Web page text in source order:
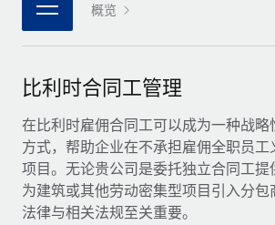
连接 新的
使用我们的 MCP 将任何人工智能工具与
借助核心业务工具简化流程
服务
咨询专家
获得全球人力资源与合规方面的专家帮助
与我们携手合作
战略技术合作伙伴
与我们共探合作机遇
Remote Build 即将推出
集成与人工智能自动化咨询
职位描述库
网络研讨会
活动
新闻室
薪金与人才洞察
洞察中心
日本語
한국어
中文（简体）
概览
比利时合同工管理
在比利时雇佣合同工可以成为一种战略
方式，帮助企业在不承担雇佣全职员
项目。无论贵公司是委托独立合同工提
为建筑或其他劳动密集型项目引入分包
法律与相关法规至关重要。